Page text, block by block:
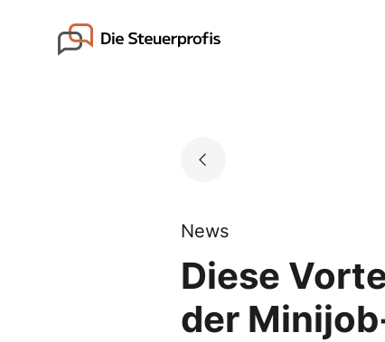
Go to landing page.
News
Diese
der